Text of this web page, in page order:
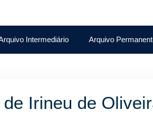
Intermediário Arquivo
Irineu de